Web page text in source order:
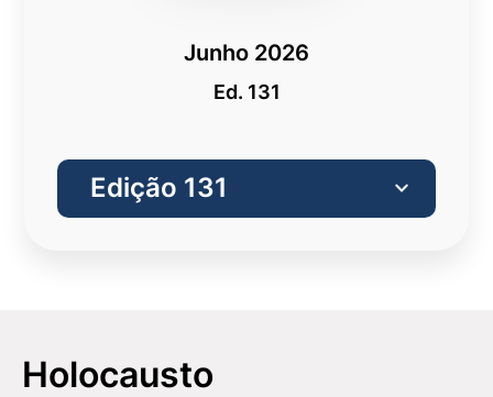
Junho 2026
Ed. 131
Holocausto